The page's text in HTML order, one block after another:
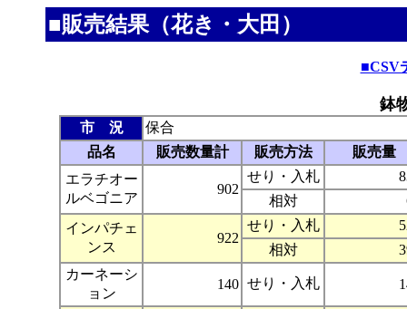
■販売結果（花き・大田）
■CSV
鉢
市 況
保合
品名
販売数量計 販売方法
販売量
エラチオー
ルベゴニア
902
せり・入札
相対
インパチェ
ンス
922
せり・入札
相対
カーネーシ
ョン
140 せり・入札